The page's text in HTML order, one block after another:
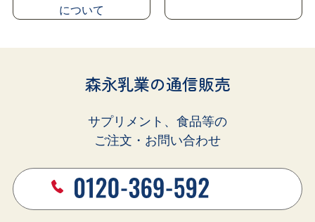
について
森永乳業の通信販売
サプリメント、食品等の
ご注文・お問い合わせ